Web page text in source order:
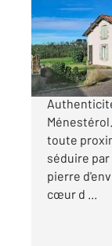
Maison
Charmante
toute
séduire
pierre
cœur d ...